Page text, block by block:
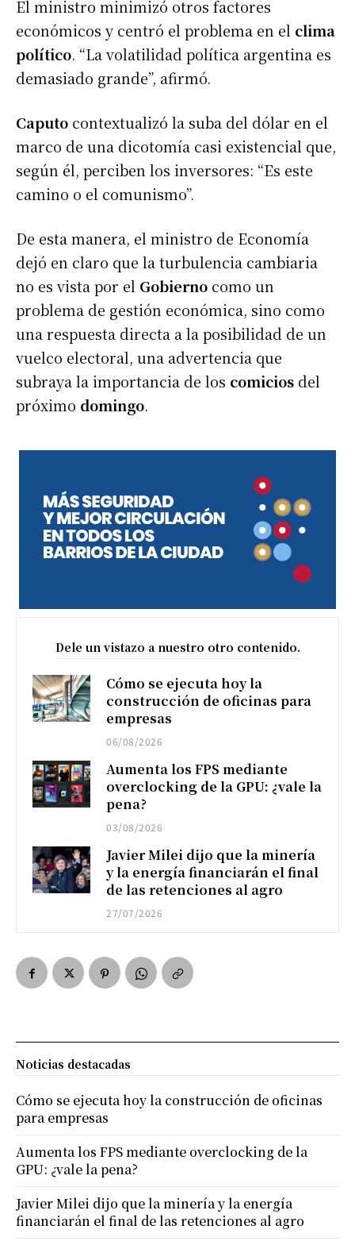
El ministro minimizó otros factores
económicos y centró el problema en el clima
político. “La volatilidad política argentina es
demasiado grande”, afirmó.
Caputo contextualizó la suba del dólar en el
marco de una dicotomía casi existencial que,
según él, perciben los inversores: “Es este
camino o el comunismo”.
De esta manera, el ministro de Economía
dejó en claro que la turbulencia cambiaria
no es vista por el Gobierno como un
problema de gestión económica, sino como
una respuesta directa a la posibilidad de un
vuelco electoral, una advertencia que
subraya la importancia de los comicios del
próximo domingo.
Dele un vistazo a nuestro otro contenido.
Cómo se ejecuta hoy la
construcción de oficinas para
empresas
06/08/2026
Aumenta los FPS mediante
overclocking de la GPU: ¿vale la
pena?
03/08/2026
Javier Milei dijo que la minería
y la energía financiarán el final
de las retenciones al agro
27/07/2026
Noticias destacadas
Cómo se ejecuta hoy la construcción de oficinas
para empresas
Aumenta los FPS mediante overclocking de la
GPU: ¿vale la pena?
Javier Milei dijo que la minería y la energía
financiarán el final de las retenciones al agro